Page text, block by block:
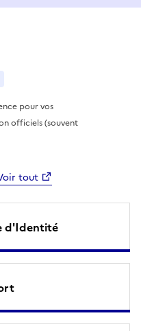
pour vos
officiels (souvent
tout
d'Identité